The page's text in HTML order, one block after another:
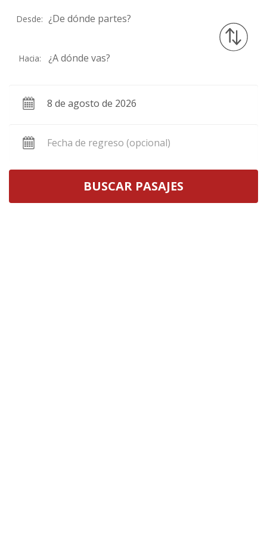
Desde: ¿De dónde partes?
Hacia: ¿A dónde vas?
BUSCAR PASAJES